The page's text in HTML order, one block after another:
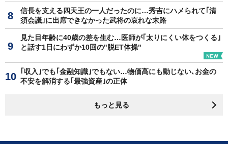
信長を支える四天王の一人だったのに…秀吉にハメられて｢清
須会議｣に出席できなかった武将の哀れな末路
見た目年齢に40歳の差を生む…医師が｢太りにくい体をつくる｣
と話す1日にわずか10回の"脱ET体操"
｢収入｣でも｢金融知識｣でもない…物価高にも動じない､お金の
不安を解消する｢最強資産｣の正体
もっと見る